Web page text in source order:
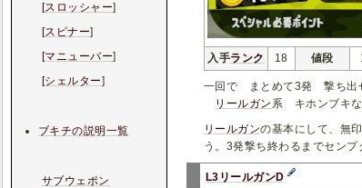
入手ランク 18 値段
一回で まとめて3発 撃ち出
リールガン 系 キホンブキな
リールガンの基本にして、無
う。3発撃ち終わるまでセンプ
L3リールガンD
[スロッシャー]
[スピナー]
[マニューバー]
[シェルター]
ブキチの説明一覧
サブウェポン